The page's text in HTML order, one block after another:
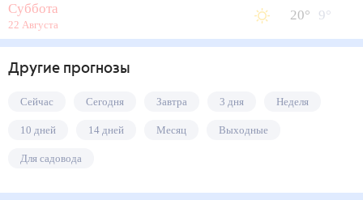
Суббота
22 Августа
20° 9°
Другие прогнозы
Сейчас Сегодня Завтра 3 дня Неделя
10 дней 14 дней Месяц Выходные
Для садовода